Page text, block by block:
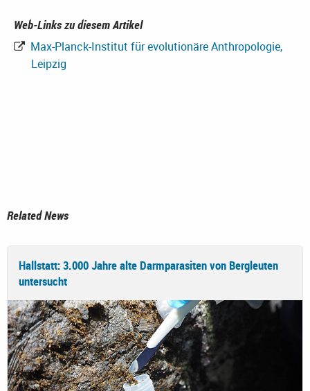
Web-Links zu diesem Artikel
Max-Planck-Institut für evolutionäre Anthropologie,
Leipzig
Related News
Hallstatt: 3.000 Jahre alte Darmparasiten von Bergleuten
untersucht